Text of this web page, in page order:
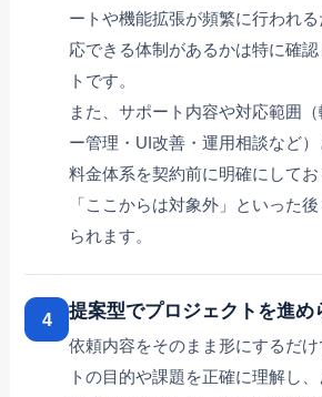
ートや機能拡張が頻繁に行われ
応できる体制があるかは特に確
トです。
また、サポート内容や対応範囲
ー管理・UI改善・運用相談など）
料金体系を契約前に明確にしてお
「ここからは対象外」といった
られます。
4 提案型でプロジェクトを進め
依頼内容をそのまま形にするだ
トの目的や課題を正確に理解し